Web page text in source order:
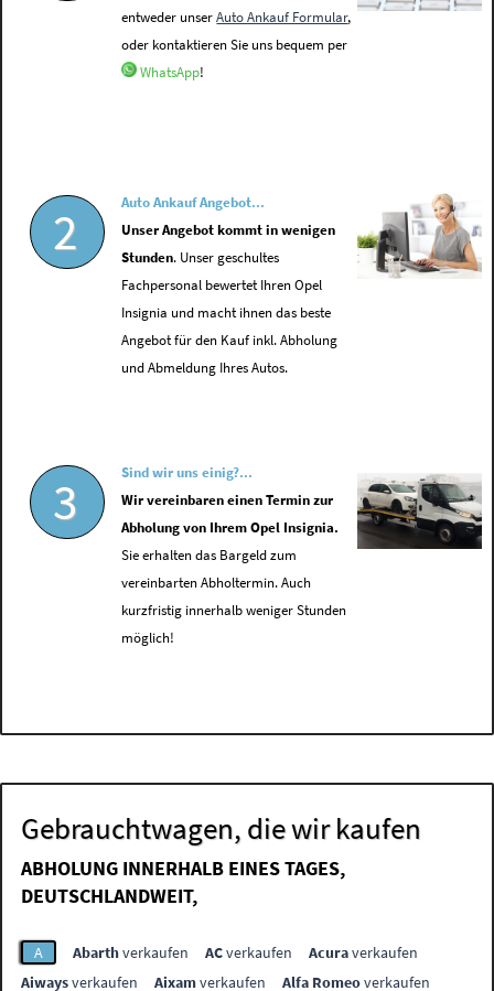
entweder unserAuto Ankauf Formular,
oder kontaktieren Sie uns bequem per
WhatsApp!
2
Auto Ankauf Angebot...
Unser Angebot kommt in wenigen
Stunden. Unser geschultes
Fachpersonal bewertet Ihren Opel
Insignia und macht ihnen das beste
Angebot für den Kauf inkl. Abholung
und Abmeldung Ihres Autos.
3
Sind wir uns einig?...
Wir vereinbaren einen Termin zur
Abholung von Ihrem Opel Insignia.
Sie erhalten das Bargeld zum
vereinbarten Abholtermin. Auch
kurzfristig innerhalb weniger Stunden
möglich!
Gebrauchtwagen, die wir kaufen
ABHOLUNG INNERHALB EINES TAGES,
DEUTSCHLANDWEIT,
A Abarthverkaufen ACverkaufen Acuraverkaufen
Aiwaysverkaufen Aixamverkaufen Alfa Romeoverkaufen